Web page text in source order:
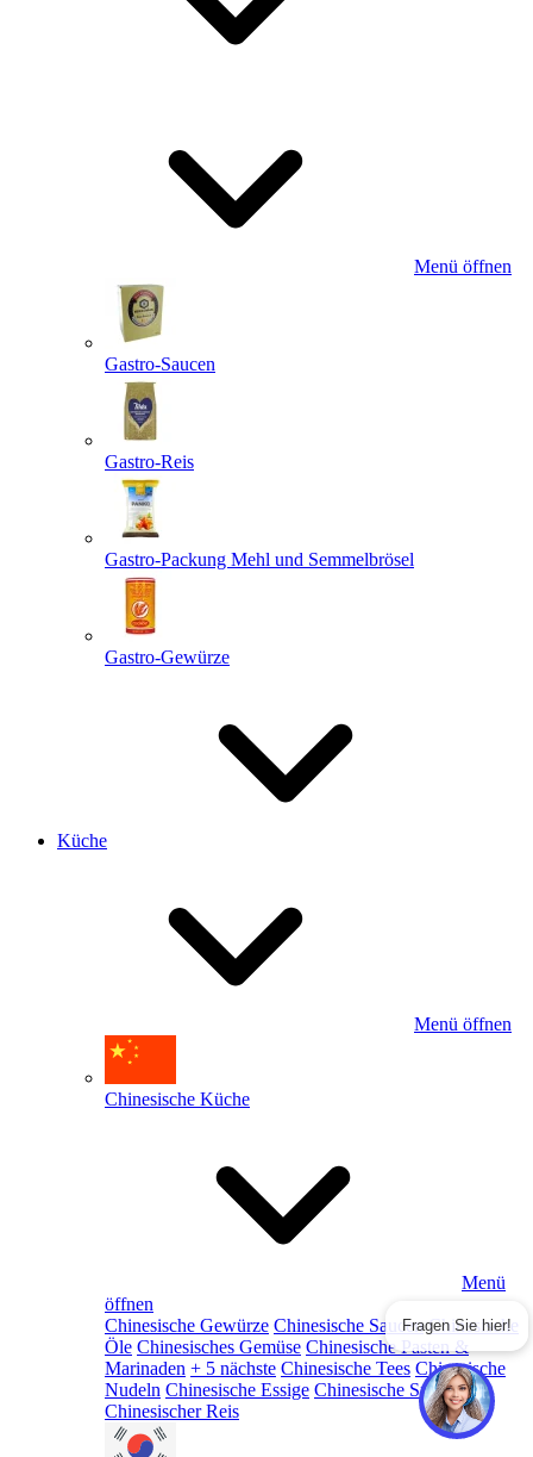
Menü öffnen
Gastro-Saucen
Gastro-Reis
Gastro-Packung Mehl und Semmelbrösel
Gastro-Gewürze
Küche
Menü öffnen
Chinesische Küche
Menü
öffnen
Chinesische Gewürze Chinesische Saucen Chinesische
Öle Chinesisches Gemüse Chinesische Pasten &
Marinaden + 5 nächste Chinesische Tees Chinesische
Nudeln Chinesische Essige Chinesische Snacks
Chinesischer Reis
Fragen Sie hier!